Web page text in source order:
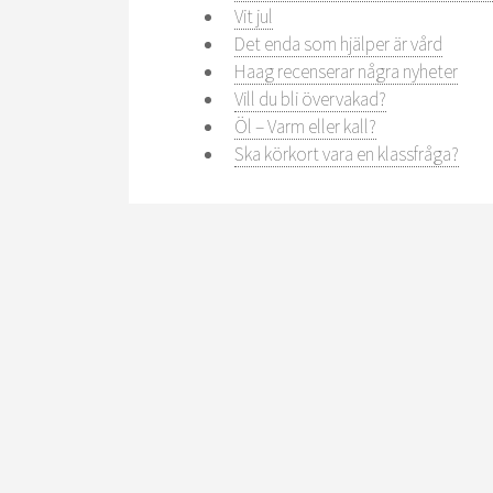
Vit jul
Det enda som hjälper är vård
Haag recenserar några nyheter
Vill du bli övervakad?
Öl – Varm eller kall?
Ska körkort vara en klassfråga?